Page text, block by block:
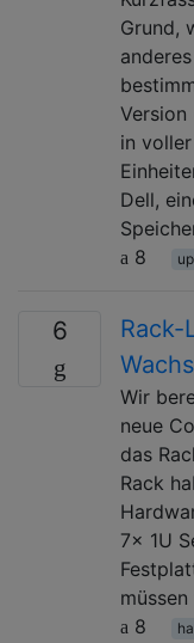
Grund,
Version
in
Dell,
8
6
Wir
neue
das
Rack
7x 1U
8